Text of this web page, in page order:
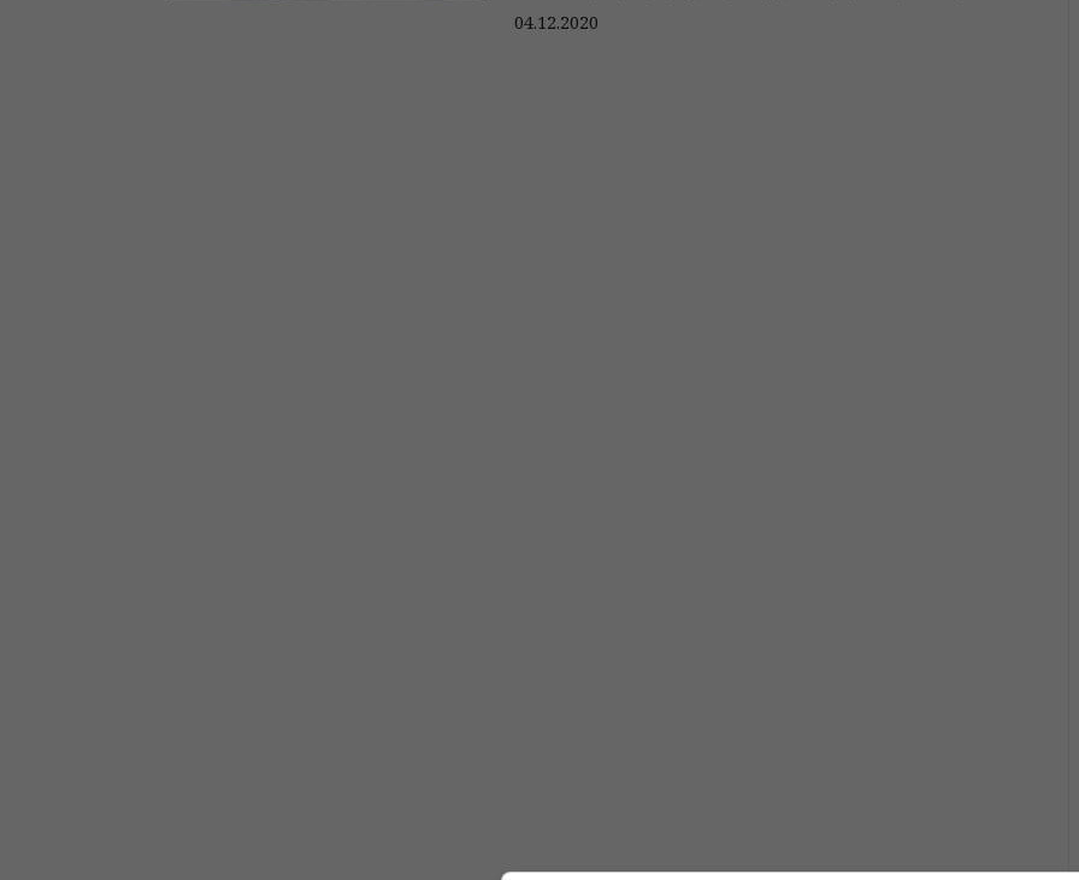
04.12.2020